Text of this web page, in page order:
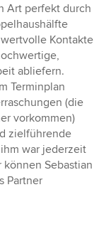
Art perfekt durch
Kontakte
abliefern.
Terminplan
(die
vorkommen)
zielführende
war jederzeit
Sebastian
Partner